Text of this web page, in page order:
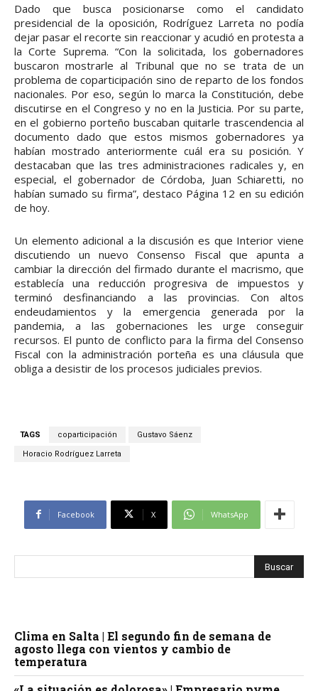
Dado que busca posicionarse como el candidato
presidencial de la oposición, Rodríguez Larreta no podía
dejar pasar el recorte sin reaccionar y acudió en protesta a
la Corte Suprema. “Con la solicitada, los gobernadores
buscaron mostrarle al Tribunal que no se trata de un
problema de coparticipación sino de reparto de los fondos
nacionales. Por eso, según lo marca la Constitución, debe
discutirse en el Congreso y no en la Justicia. Por su parte,
en el gobierno porteño buscaban quitarle trascendencia al
documento dado que estos mismos gobernadores ya
habían mostrado anteriormente cuál era su posición. Y
destacaban que las tres administraciones radicales y, en
especial, el gobernador de Córdoba, Juan Schiaretti, no
habían sumado su firma”, destaco Página 12 en su edición
de hoy.
Un elemento adicional a la discusión es que Interior viene
discutiendo un nuevo Consenso Fiscal que apunta a
cambiar la dirección del firmado durante el macrismo, que
establecía una reducción progresiva de impuestos y
terminó desfinanciando a las provincias. Con altos
endeudamientos y la emergencia generada por la
pandemia, a las gobernaciones les urge conseguir
recursos. El punto de conflicto para la firma del Consenso
Fiscal con la administración porteña es una cláusula que
obliga a desistir de los procesos judiciales previos.
TAGS coparticipación Gustavo Sáenz
Horacio Rodríguez Larreta
Facebook X WhatsApp
Clima en Salta | El segundo fin de semana de
agosto llega con vientos y cambio de
temperatura